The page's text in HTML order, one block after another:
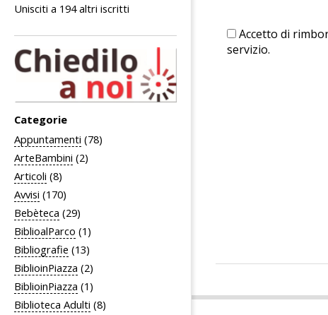
Unisciti a 194 altri iscritti
Categorie
Appuntamenti (78)
ArteBambini (2)
Articoli (8)
Avvisi (170)
Bebèteca (29)
BiblioalParco (1)
Bibliografie (13)
BiblioinPiazza (2)
BiblioinPiazza (1)
Biblioteca Adulti (8)
Accetto di
servizio.
09-